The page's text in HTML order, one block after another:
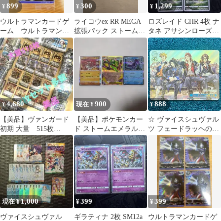
¥899
ウルトラマンカードゲ
ーム ウルトラマンテ
ィガ ウルサマ Y26-
P054 未開封
¥300
ライコウex RR MEGA
拡張パック ストームエ
メラルダ キラ 024/0…
¥ 1,299
ロズレイド CHR 4枚 ナ
タネ アサシンローズ
s9a バトルリージョン
¥4,680
【美品】ヴァンガード
初期 大量 515枚
RRR16枚 レア153枚
引退品
現在 ¥900
【美品】ポケモンカー
ド ストームエメラルダ
人気レア3枚セット
¥888
☆ ヴァイスシュヴァル
ツ フェードラッヘの騎
士達 RRR GBF/S134-
114R 1枚 ☆
現在 ¥1,000
ヴァイスシュヴァル
¥399
ギラティナ 2枚 SM12a
¥399
ウルトラマンカードゲ